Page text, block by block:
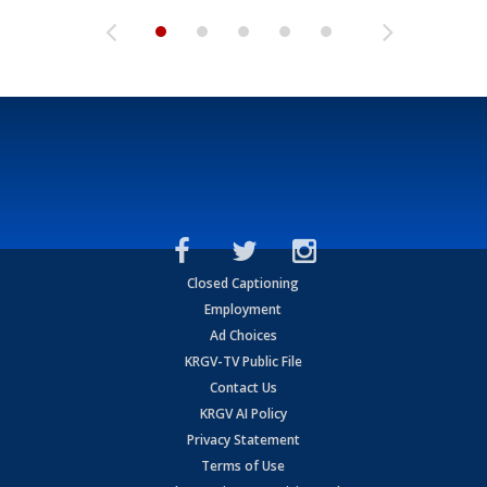
Closed Captioning
Employment
Ad Choices
KRGV-TV Public File
Contact Us
KRGV AI Policy
Privacy Statement
Terms of Use